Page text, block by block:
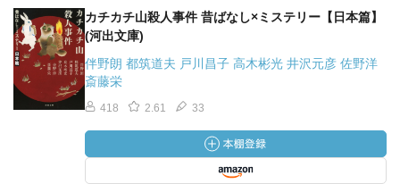
カチカチ山殺人事件 昔ばなし×ミステリー【日本篇】
(河出文庫)
伴野朗 都筑道夫 戸川昌子 高木彬光 井沢元彦 佐野洋
斎藤栄
418 2.61 33